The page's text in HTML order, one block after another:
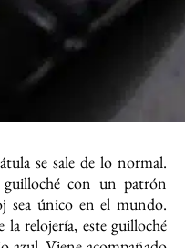
se sale de lo normal.
con un patrón
sea único en el mundo.
relojería, este guilloché